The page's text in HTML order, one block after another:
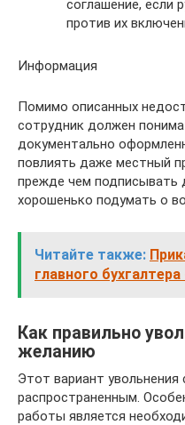
соглашение, если
против их
Информация
Помимо описанных
сотрудник должен
документально
повлиять даже местный
прежде чем подписывать
хорошенько подумать о
Читайте также:
главного
Как правильно
желанию
Этот вариант увольнения
распространенным.
работы является